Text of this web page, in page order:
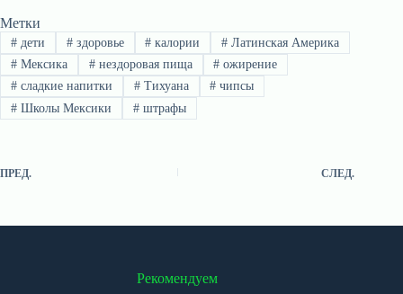
Метки
#дети #здоровье # калории # Латинская Америка
#Мексика #нездоровая пища # ожирение
#сладкие напитки #Тихуана # чипсы
#Школы Мексики #штрафы
ПРЕД. СЛЕД.
Рекомендуем